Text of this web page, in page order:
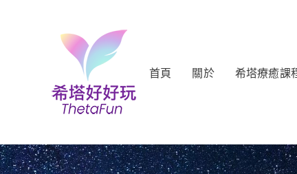
首頁 關於 希塔療癒課